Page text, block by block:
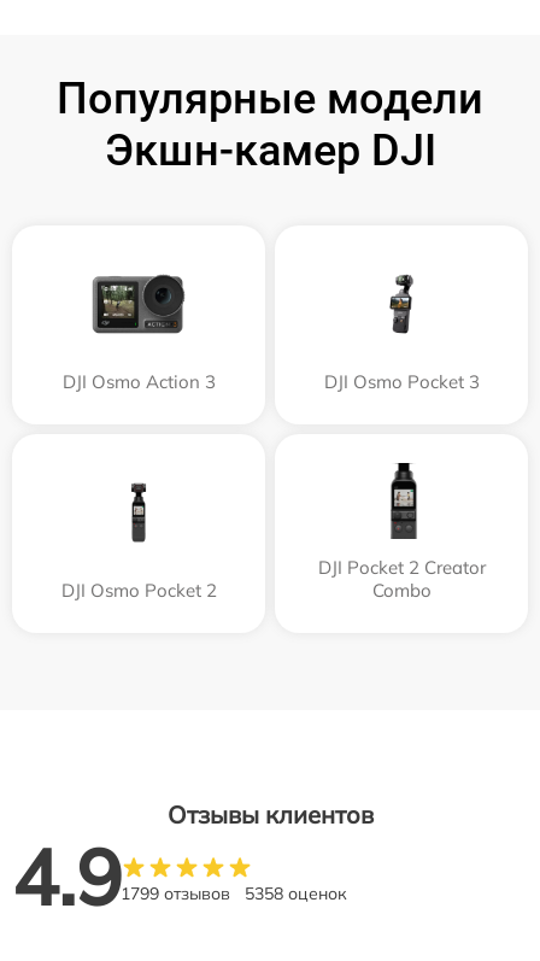
Популярные модели
Экшн-камер DJI
DJI Osmo Action 3 DJI Osmo Pocket 3
DJI Osmo Pocket 2
DJI Pocket 2 Creator
Combo
Отзывы клиентов
4.91799 отзывов 5358 оценок